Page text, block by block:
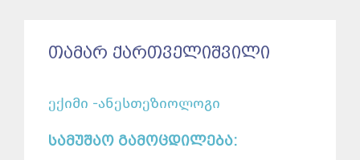
ᲗᲐᲛᲐᲠ ᲥᲐᲠᲗᲕᲔᲚᲘᲨᲕᲘᲚᲘ
ექიმი -ანესთეზიოლოგი
ᲡᲐᲛᲣᲨᲐᲝ ᲒᲐᲛᲝᲪᲓᲘᲚᲔᲑᲐ: